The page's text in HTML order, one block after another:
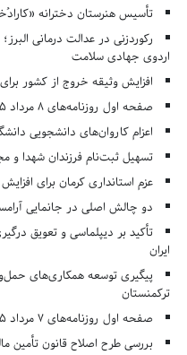
تأسیس هنرستان دخترانه
اردوی جهادی سلامت
افزایش وثیقه خروج از کشور برای ادامه
صفحه اول روزنامه‌های 8 مرداد 1405
اعزام کاروان‌های دانشجویی
تسهیل ثبت‌نام فرزندان شهدا
عزم استانداری کرمان برای
دو چالش اصلی در جانمایی
تأکید بر دیپلماسی و تعویق
ایران
پیگیری توسعه همکاری‌های
ترکمنستان
صفحه اول روزنامه‌های 7 مرداد 1405
بررسی طرح اصلاح قانون تأمین